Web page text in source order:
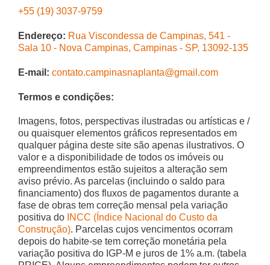
+55 (19) 3037-9759
Endereço: Rua Viscondessa de Campinas, 541 -
Sala 10 - Nova Campinas, Campinas - SP, 13092-135
E-mail: contato.campinasnaplanta@gmail.com
Termos e condições:
Imagens, fotos, perspectivas ilustradas ou artísticas e /
ou quaisquer elementos gráficos representados em
qualquer página deste site são apenas ilustrativos. O
valor e a disponibilidade de todos os imóveis ou
empreendimentos estão sujeitos a alteração sem
aviso prévio. As parcelas (incluindo o saldo para
financiamento) dos fluxos de pagamentos durante a
fase de obras tem correção mensal pela variação
positiva do INCC (Índice Nacional do Custo da
Construção). Parcelas cujos vencimentos ocorram
depois do habite-se tem correção monetária pela
variação positiva do IGP-M e juros de 1% a.m. (tabela